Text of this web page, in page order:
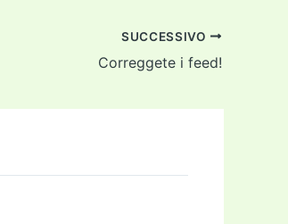
SUCCESSIVO
Correggete i feed!